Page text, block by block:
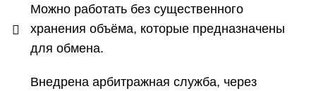
Можно работать без существенного
хранения объёма, которые предназначены
для обмена.
Внедрена арбитражная служба, через